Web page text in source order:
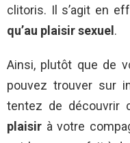
clitoris. Il s’agit en
qu’au plaisir sexuel .
Ainsi, plutôt que de
pouvez trouver sur
tentez de découvrir
plaisir à votre